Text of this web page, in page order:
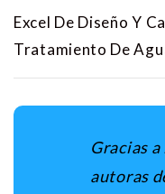
Excel De Diseño Y
Tratamiento De
Gracias
autoras